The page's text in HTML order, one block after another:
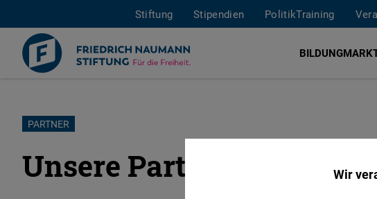
Direkt
Inhalt
Stiftung Stipendien PolitikTraining
BILDUNG
PARTNER
Unsere Partner Wir